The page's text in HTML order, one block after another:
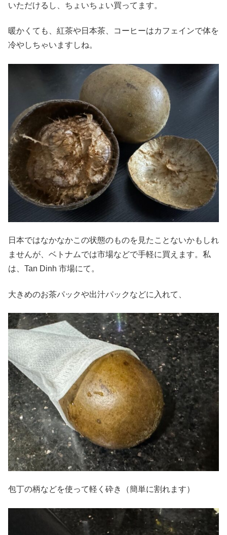
いただけるし、ちょいちょい買ってます。
暖かくても、紅茶や日本茶、コーヒーはカフェインで体を
冷やしちゃいますしね。
日本ではなかなかこの状態のものを見たことないかもしれ
ませんが、ベトナムでは市場などで手軽に買えます。私
は、Tan Dinh 市場にて。
大きめのお茶パックや出汁パックなどに入れて、
包丁の柄などを使って軽く砕き（簡単に割れます）